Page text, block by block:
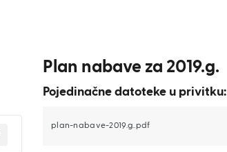
Plan nabave za 2019.g.
Pojedinačne datoteke u privitku:
plan-nabave-2019.g..pdf